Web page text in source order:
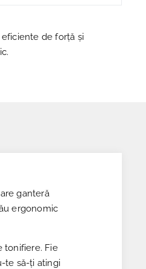
de forță și
ganteră
ergonomic
tonifiere. Fie
te să-ți atingi